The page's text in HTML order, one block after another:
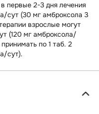
в первые 2-3 дня лечения
сут (30 мг амброксола 3
взрослые могут
(120 мг амброксола/
по 1 таб. 2
сут).